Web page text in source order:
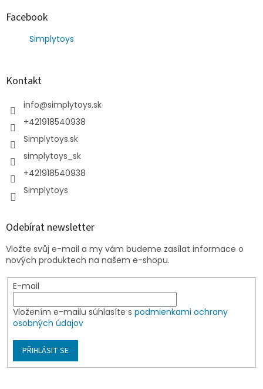
Facebook
Simplytoys
Kontakt
info@simplytoys.sk
+421918540938
Simplytoys.sk
simplytoys_sk
+421918540938
Simplytoys
Odebírat newsletter
Vložte svůj e-mail a my vám budeme zasílat informace o
nových produktech na našem e-shopu.
E-mail
Vložením e-mailu súhlasíte s podmienkami ochrany
osobných údajov
PŘIHLÁSIT SE